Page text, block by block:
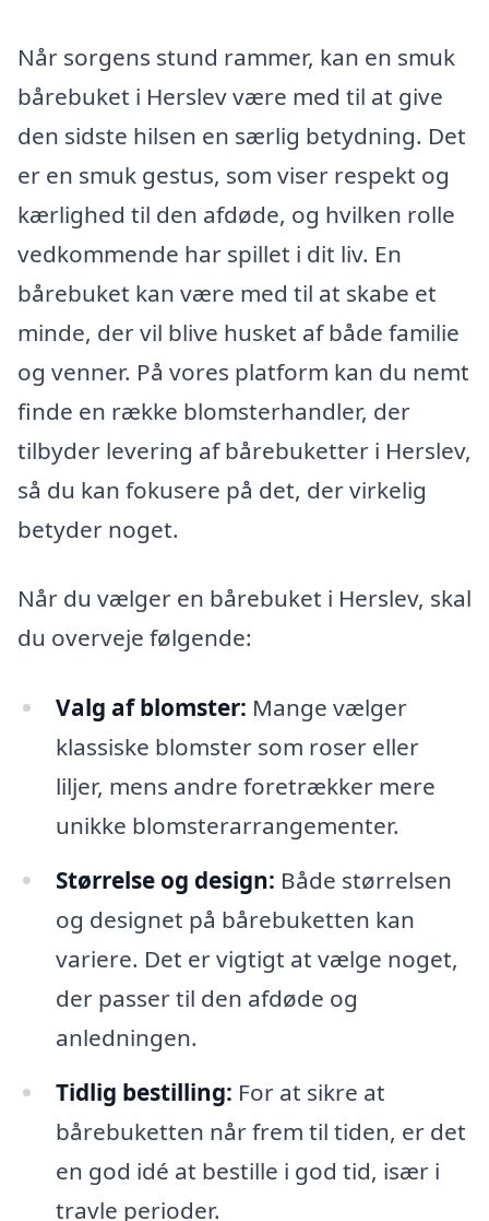
Når sorgens stund rammer, kan en smuk
bårebuket i Herslev være med til at give
den sidste hilsen en særlig betydning. Det
er en smuk gestus, som viser respekt og
kærlighed til den afdøde, og hvilken rolle
vedkommende har spillet i dit liv. En
bårebuket kan være med til at skabe et
minde, der vil blive husket af både familie
og venner. På vores platform kan du nemt
finde en række blomsterhandler, der
tilbyder levering af bårebuketter i Herslev,
så du kan fokusere på det, der virkelig
betyder noget.
Når du vælger en bårebuket i Herslev, skal
du overveje følgende:
Valg af blomster: Mange vælger
klassiske blomster som roser eller
liljer, mens andre foretrækker mere
unikke blomsterarrangementer.
Størrelse og design: Både størrelsen
og designet på bårebuketten kan
variere. Det er vigtigt at vælge noget,
der passer til den afdøde og
anledningen.
Tidlig bestilling: For at sikre at
bårebuketten når frem til tiden, er det
en god idé at bestille i god tid, især i
travle perioder.